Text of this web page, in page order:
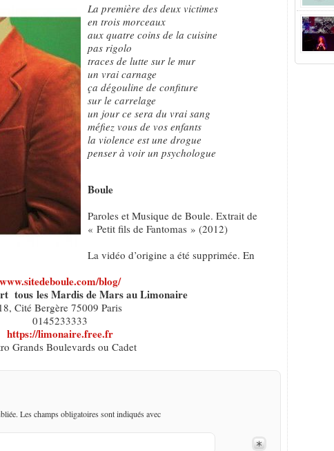
La première des deux victimes
en trois morceaux
aux quatre coins de la cuisine
pas rigolo
traces de lutte sur le mur
un vrai carnage
ça dégouline de confiture
sur le carrelage
un jour ce sera du vrai sang
méfiez vous de vos enfants
la violence est une drogue
penser à voir un psychologue
Boule
Paroles et Musique de Boule. Extrait de
« Petit fils de Fantomas » (2012)
La vidéo d’origine a été supprimée. En
www.sitedeboule.com/blog/
tous les Mardis de Mars au Limonaire
18, Cité Bergère 75009 Paris
0145233333
https://limonaire.free.fr
Grands Boulevards ou Cadet
Les champs obligatoires sont indiqués avec